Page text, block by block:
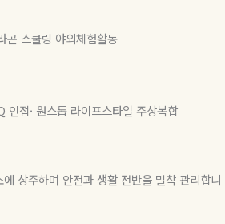
인접· 원스톱 라이프스타일 주상복합
상주하며 안전과 생활 전반을 밀착 관리합니